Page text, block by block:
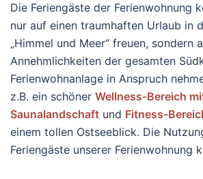
Die Feriengäste der Ferienwohnung
nur auf einen traumhaften Urlaub in
„Himmel und Meer“ freuen, sondern
Annehmlichkeiten der gesamten
Ferienwohnanlage in Anspruch
z.B. ein schöner Wellness-Bereich
Saunalandschaft und Fitness-
einem tollen Ostseeblick. Die
Feriengäste unserer Ferienwohnung